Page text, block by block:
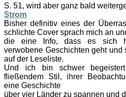
S. 51, wird aber ganz bald
Strom
Bisher definitiv eines der
schlichte Cover sprach mich an
die eine Info, dass es sich
verwobene Geschichten geht und
auf der Leseliste.
Und ich bin schwer
fließendem Stil, ihrer
eine Geschichte
über vier Länder zu spannen und